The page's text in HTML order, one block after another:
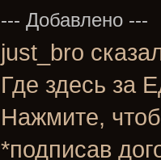
--- Добавлено ---
just_bro
Где здесь за
Нажмите,
*подписав